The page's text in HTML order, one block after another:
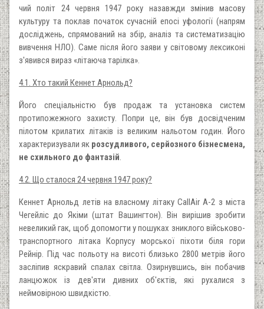
чий політ 24 червня 1947 року назавжди змінив масову
культуру та поклав початок сучасній епосі уфології (напрям
досліджень, спрямований на збір, аналіз та систематизацію
вивчення НЛО). Саме після його заяви у світовому лексиконі
з'явився вираз «літаюча тарілка».
4.1. Хто такий Кеннет Арнольд?
Його спеціальністю був продаж та установка систем
протипожежного захисту. Попри це, він був досвідченим
пілотом крилатих літаків із великим нальотом годин. Його
характеризували як розсудливого, серйозного бізнесмена,
не схильного до фантазій.
4.2. Що сталося 24 червня 1947 року?
Кеннет Арнольд летів на власному літаку CallAir A-2 з міста
Чегейліс до Якіми (штат Вашингтон). Він вирішив зробити
невеликий гак, щоб допомогти у пошуках зниклого військово-
транспортного літака Корпусу морської піхоти біля гори
Рейнір. Під час польоту на висоті близько 2800 метрів його
засліпив яскравий спалах світла. Озирнувшись, він побачив
ланцюжок із дев'яти дивних об'єктів, які рухалися з
неймовірною швидкістю.